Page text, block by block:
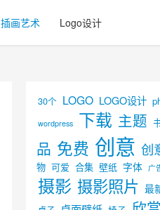
插画艺术 Logo设计
30个 LOGO LOGO设计
wordpress 下载 主题
品 免费 创意 创
物 可爱 合集 壁纸 字体 广
摄影 摄影照片 最